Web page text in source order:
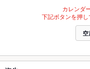
カレンダ
下記ボタンを押し